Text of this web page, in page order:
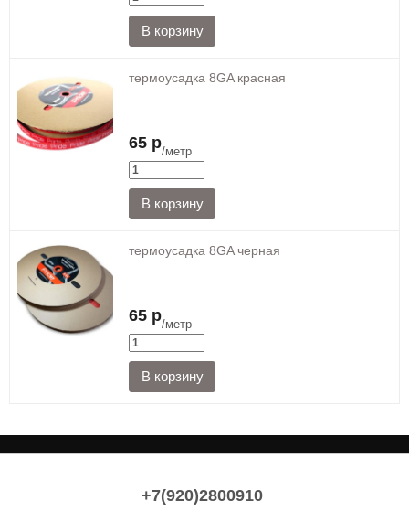
термоусадка 8GA красная
65 р/метр
термоусадка 8GA черная
65 р/метр
+7(920)2800910